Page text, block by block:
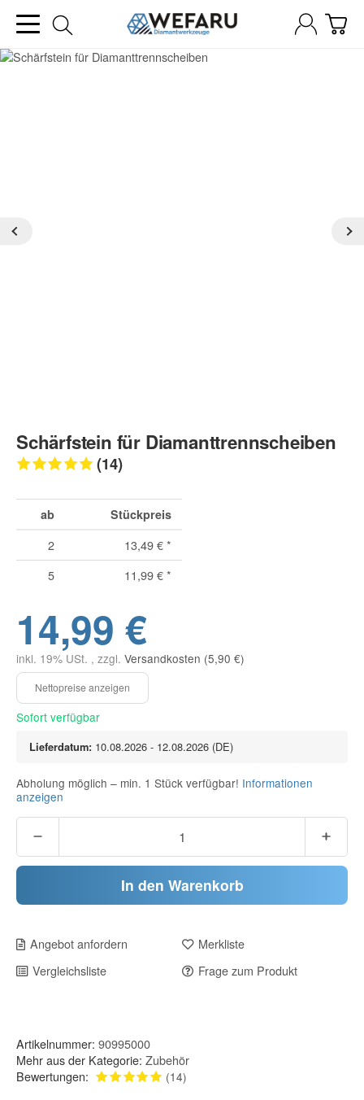
Schärfstein für Diamanttrennscheiben
(14)
ab Stückpreis
2 13,49 €*
5
11,99 €*
14,99 €
inkl. 19% USt. , zzgl. Versandkosten (5,90 €)
Sofort verfügbar
Lieferdatum: 10.08.2026 - 12.08.2026 (DE)
Abholung möglich – min. 1 Stück verfügbar! Informationen
anzeigen
In den Warenkorb
Angebot anfordern
Merkliste
Vergleichsliste
Frage zum Produkt
Artikelnummer: 90995000
Mehr aus der Kategorie: Zubehör
Bewertungen:
(14)